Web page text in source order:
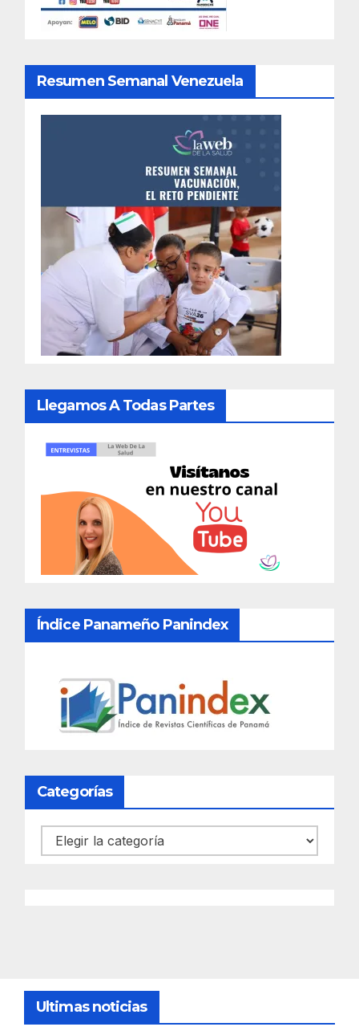
Resumen Semanal Venezuela
Llegamos A Todas Partes
Índice Panameño Panindex
Categorías
Categorías
Ultimas noticias